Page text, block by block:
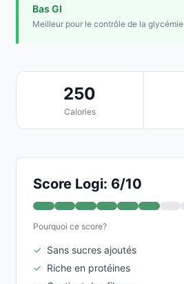
Bas GI
Meilleur pour le contrôle de la glycémie
250
Calories
Score Logi: 6/10
Pourquoi ce score?
✓ Sans sucres ajoutés
✓ Riche en protéines